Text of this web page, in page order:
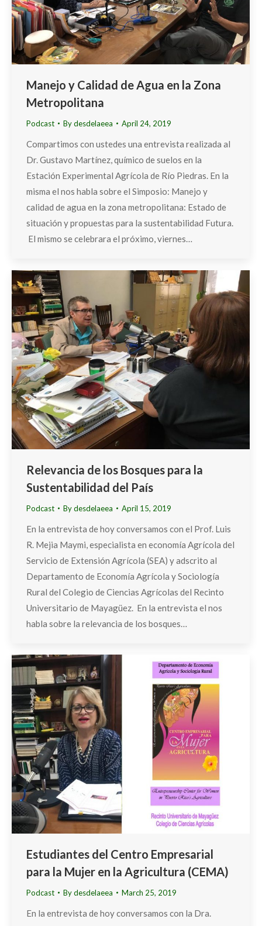
Manejo y Calidad de Agua en la Zona
Metropolitana
Podcast Bydesdelaeea April 24, 2019
Compartimos con ustedes una entrevista realizada al
Dr. Gustavo Martínez, químico de suelos en la
Estación Experimental Agrícola de Río Piedras. En la
misma el nos habla sobre el Simposio: Manejo y
calidad de agua en la zona metropolitana: Estado de
situación y propuestas para la sustentabilidad Futura.
El mismo se celebrara el próximo, viernes…
Relevancia de los Bosques para la
Sustentabilidad del País
Podcast Bydesdelaeea April 15, 2019
En la entrevista de hoy conversamos con el Prof. Luis
R. Mejia Maymi, especialista en economía Agrícola del
Servicio de Extensión Agrícola (SEA) y adscrito al
Departamento de Economía Agrícola y Sociología
Rural del Colegio de Ciencias Agrícolas del Recinto
Universitario de Mayagüez. En la entrevista el nos
habla sobre la relevancia de los bosques…
Estudiantes del Centro Empresarial
para la Mujer en la Agricultura (CEMA)
Podcast Bydesdelaeea March 25, 2019
En la entrevista de hoy conversamos con la Dra.